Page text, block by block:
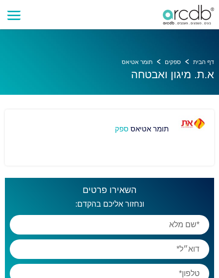
דף הבית ספקים תומר אטיאס
א.ת. מיגון ואבטחה
תומר אטיאס ספק
השאירו פרטים
ונחזור אליכם בהקדם: